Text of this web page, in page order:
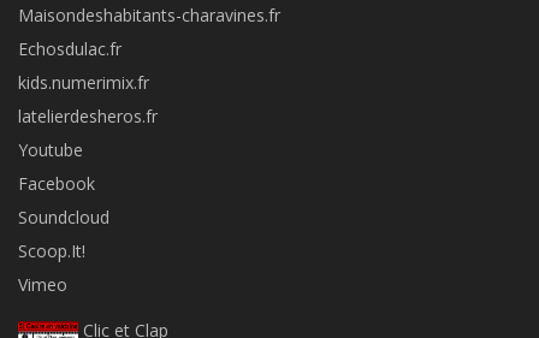
Maisondeshabitants-charavines.fr
Echosdulac.fr
kids.numerimix.fr
latelierdesheros.fr
Youtube
Facebook
Soundcloud
Scoop.It!
Vimeo
Clic et Clap